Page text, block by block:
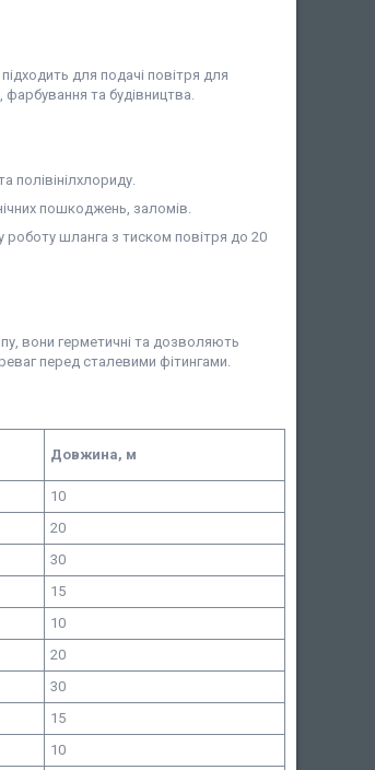
для подачі повітря для
фарбування та будівництва.
полівінілхлориду.
пошкоджень, заломів.
роботу шланга з тиском повітря до 20
вони герметичні та дозволяють
перед сталевими фітингами.
Довжина, м
10
20
30
15
10
20
30
15
10